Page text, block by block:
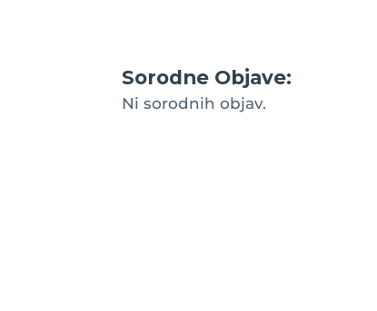
Sorodne Objave:
Ni sorodnih objav.